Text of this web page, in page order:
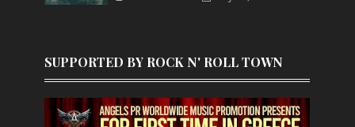
SUPPORTED BY ROCK N' ROLL TOWN